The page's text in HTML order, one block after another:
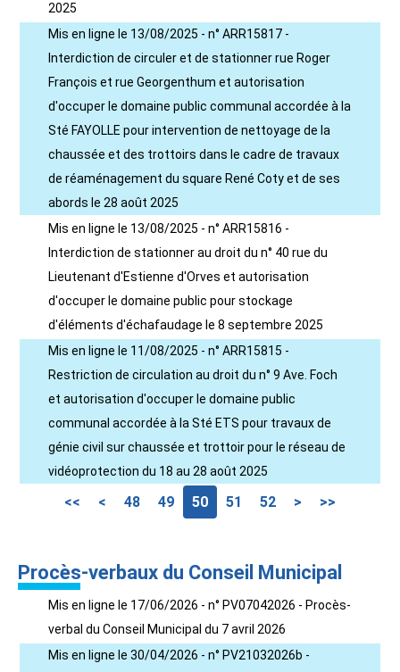
2025
Mis en ligne le 13/08/2025 - n° ARR15817 -
Interdiction de circuler et de stationner rue Roger
François et rue Georgenthum et autorisation
d'occuper le domaine public communal accordée à la
Sté FAYOLLE pour intervention de nettoyage de la
chaussée et des trottoirs dans le cadre de travaux
de réaménagement du square René Coty et de ses
abords le 28 août 2025
Mis en ligne le 13/08/2025 - n° ARR15816 -
Interdiction de stationner au droit du n° 40 rue du
Lieutenant d'Estienne d'Orves et autorisation
d'occuper le domaine public pour stockage
d'éléments d'échafaudage le 8 septembre 2025
Mis en ligne le 11/08/2025 - n° ARR15815 -
Restriction de circulation au droit du n° 9 Ave. Foch
et autorisation d'occuper le domaine public
communal accordée à la Sté ETS pour travaux de
génie civil sur chaussée et trottoir pour le réseau de
vidéoprotection du 18 au 28 août 2025
<< < 48 49 50 51 52 > >>
Procès-verbaux du Conseil Municipal
Mis en ligne le 17/06/2026 - n° PV07042026 - Procès-
verbal du Conseil Municipal du 7 avril 2026
Mis en ligne le 30/04/2026 - n° PV21032026b -